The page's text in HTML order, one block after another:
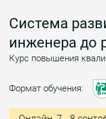
Система
инженера до
Курс повышения
Формат обучения: